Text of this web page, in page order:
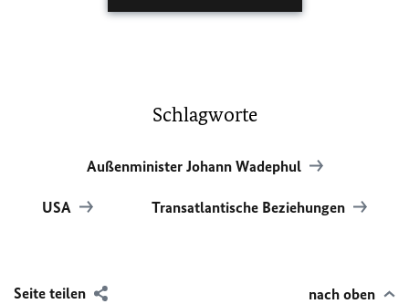
Schlagworte
Außenminister Johann Wadephul
USA Transatlantische Beziehungen
Seite teilen nach oben